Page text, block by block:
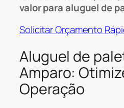
valor para aluguel de
Solicitar Orçamento
Aluguel de
Amparo:
Operação